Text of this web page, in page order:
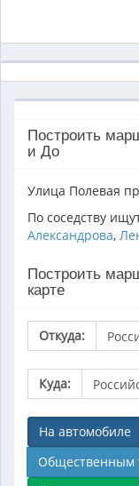
Построить
и До
Улица Полевая
По соседству
Александрова,
Построить
карте
Откуда:
Куда:
На автомобиле
Общественным